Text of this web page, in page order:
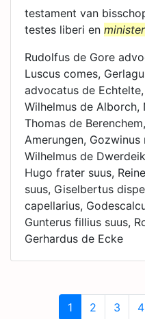
testament van
testes liberi en
Rudolfus de Gore
Luscus comes,
advocatus de
Wilhelmus de Alborch,
Thomas de
Amerungen, Gozwinus
Wilhelmus de
Hugo frater suus,
suus, Giselbertus
capellarius,
Gunterus fillius suus,
Gerhardus de Ecke
1 2 3 4